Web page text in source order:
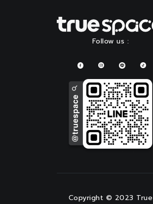
Follow us :
Copyright © 2023 True